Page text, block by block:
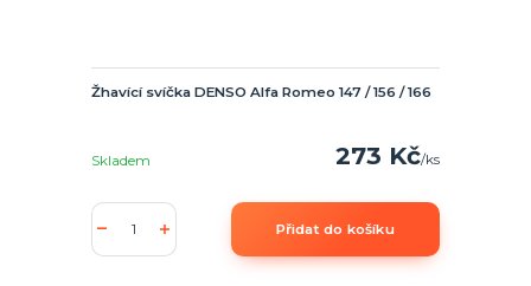
Žhavící svíčka DENSO Alfa Romeo 147 / 156 / 166
273 Kč/ks
Skladem
Přidat do košíku